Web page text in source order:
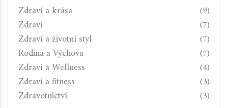
Zdraví a krása (9)
Zdraví (7)
Zdraví a životní styl (7)
Rodina a Výchova (7)
Zdraví a Wellness (4)
Zdraví a fitness (3)
Zdravotnictví (3)